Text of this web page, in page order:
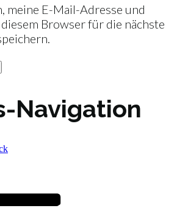
meine E-Mail-Adresse und
Browser für die nächste
Navigation